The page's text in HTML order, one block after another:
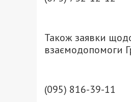
Також заявки
взаємодопомоги
(095) 816-39-11